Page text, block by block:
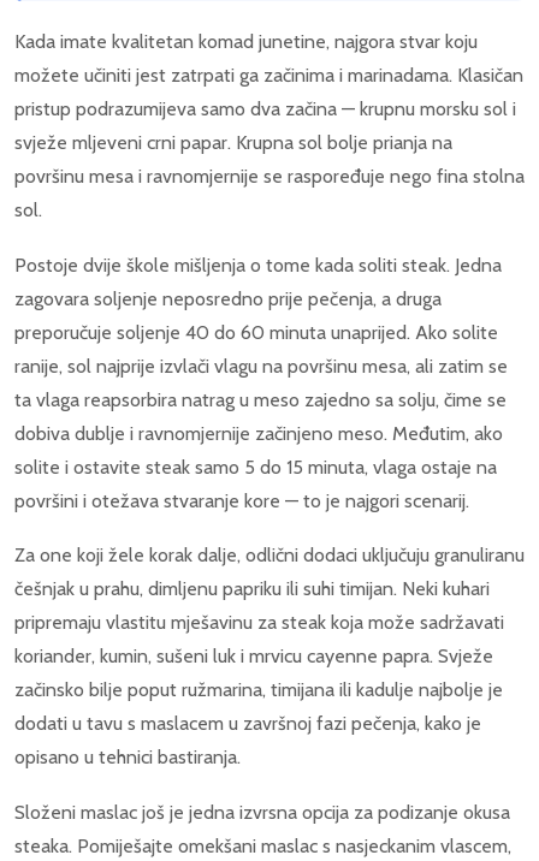
Kada imate kvalitetan komad junetine, najgora stvar koju
možete učiniti jest zatrpati ga začinima i marinadama. Klasičan
pristup podrazumijeva samo dva začina — krupnu morsku sol i
svježe mljeveni crni papar. Krupna sol bolje prianja na
površinu mesa i ravnomjernije se raspoređuje nego fina stolna
sol.
Postoje dvije škole mišljenja o tome kada soliti steak. Jedna
zagovara soljenje neposredno prije pečenja, a druga
preporučuje soljenje 40 do 60 minuta unaprijed. Ako solite
ranije, sol najprije izvlači vlagu na površinu mesa, ali zatim se
ta vlaga reapsorbira natrag u meso zajedno sa solju, čime se
dobiva dublje i ravnomjernije začinjeno meso. Međutim, ako
solite i ostavite steak samo 5 do 15 minuta, vlaga ostaje na
površini i otežava stvaranje kore — to je najgori scenarij.
Za one koji žele korak dalje, odlični dodaci uključuju granuliranu
češnjak u prahu, dimljenu papriku ili suhi timijan. Neki kuhari
pripremaju vlastitu mješavinu za steak koja može sadržavati
koriander, kumin, sušeni luk i mrvicu cayenne papra. Svježe
začinsko bilje poput ružmarina, timijana ili kadulje najbolje je
dodati u tavu s maslacem u završnoj fazi pečenja, kako je
opisano u tehnici bastiranja.
Složeni maslac još je jedna izvrsna opcija za podizanje okusa
steaka. Pomiješajte omekšani maslac s nasjeckanim vlascem,